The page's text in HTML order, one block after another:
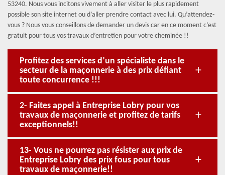
53240. Nous vous incitons vivement à aller visiter le plus rapidement
possible son site internet ou d’aller prendre contact avec lui. Qu’attendez-
vous ? Nous vous conseillons de demander un devis car en ce moment c’est
gratuit pour tous vos travaux d’entretien pour votre cheminée !!
Profitez des services d’un spécialiste dans le
secteur de la maçonnerie à des prix défiant
toute concurrence !!!
2- Faites appel à Entreprise Lobry pour vos
travaux de maçonnerie et profitez de tarifs
exceptionnels!!
13- Vous ne pourrez pas résister aux prix de
Entreprise Lobry des prix fous pour tous
travaux de maçonnerie!!